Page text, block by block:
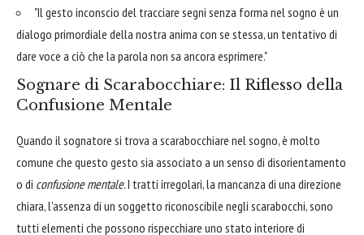
"Il gesto inconscio del tracciare segni senza forma nel sogno è un
dialogo primordiale della nostra anima con se stessa, un tentativo di
dare voce a ciò che la parola non sa ancora esprimere."
Sognare di Scarabocchiare: Il Riflesso della
Confusione Mentale
Quando il sognatore si trova a scarabocchiare nel sogno, è molto
comune che questo gesto sia associato a un senso di disorientamento
o di confusione mentale. I tratti irregolari, la mancanza di una direzione
chiara, l'assenza di un soggetto riconoscibile negli scarabocchi, sono
tutti elementi che possono rispecchiare uno stato interiore di